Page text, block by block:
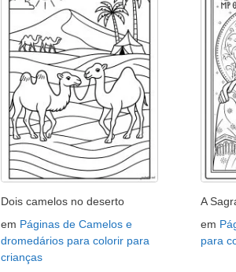
Dois camelos no deserto
em Páginas de Camelos e
dromedários para colorir para
crianças
A
em
para